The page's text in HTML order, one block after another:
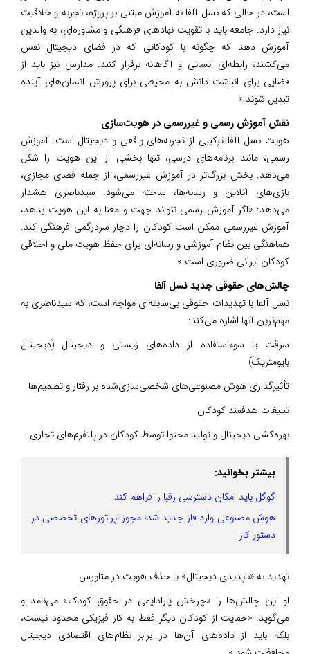
است، در حالی که نسل آلفا به آموزش مبتنی بر پروژه، تجربه و خلاقیت
نیاز دارد. جامعه باید با تقویت نهادهای فرهنگی و مشاوره‌ای، به والدین
آموزش دهد که چگونه با کودکانی که در فضای دیجیتال نفس
می‌کشند، رابطه‌ای انسانی و آگاهانه برقرار کنند. مدارس نیز باید از
فضایی برای انباشت دانش به محیطی برای پرورش انسان‌های آینده
تبدیل شوند.»
نقش آموزش رسمی و غیررسمی در هویت‌سازی
هویت نسل آلفا ترکیبی از تجربه‌های واقعی و دیجیتال است. آموزش
رسمی، مانند برنامه‌های درسی، تنها بخشی از این هویت را شکل
می‌دهد. بخش بزرگ‌تر در آموزش غیررسمی، از جمله فضای مجازی،
بازی‌های آنلاین و رسانه‌ها، ساخته می‌شود. سیدناصری هشدار
می‌دهد: «اگر آموزش رسمی نتواند جهت و معنا به این هویت بدهد،
آموزش غیررسمی ممکن است کودکان را دچار سردرگمی فرهنگی کند.
هماهنگی بین نظام آموزشی و رسانه‌ای برای حفظ هویت ملی و اخلاقی
کودکان ایرانی ضروری است.»
چالش‌های حقوقی جدید نسل آلفا
نسل آلفا با تهدیدات حقوقی بی‌سابقه‌ای مواجه است، که سیدناصری به
مهم‌ترین آنها اشاره می‌کند:
سرقت یا سوءاستفاده از داده‌های زیستی و دیجیتال (دیجیتال
بایومتریک)
تأثیرگذاری هوش مصنوعی‌های شخصی‌سازی‌شده بر رفتار و تصمیم‌ها
تبلیغات هدفمند کودکان
بهره‌کشی دیجیتال و تولید محتوا توسط کودکان در پلتفرم‌های تجاری
بیشتر بخوانید:
گوگل باید امکان دسترسی رقبا را فراهم کند
هوش مصنوعی وارد فاز جدید شد؛ مجوز اپراتورهای تخصصی در
دستور کار
تهدید به «ناپدیدی دیجیتال» یا حذف هویت در متاورس
او این چالش‌ها را «چرخش پارادایمی در حقوق کودک» می‌نامد و
می‌گوید: «حمایت از کودکان دیگر فقط به کار فیزیکی محدود نیست،
بلکه باید از داده‌های آن‌ها در برابر نظام‌های اقتصادی دیجیتال